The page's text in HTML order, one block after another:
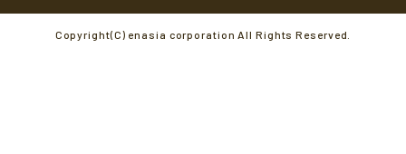
Copyright(C) enasia corporation All Rights Reserved.